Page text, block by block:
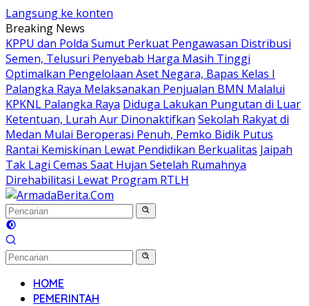
Langsung ke konten
Breaking News
KPPU dan Polda Sumut Perkuat Pengawasan Distribusi
Semen, Telusuri Penyebab Harga Masih Tinggi
Optimalkan Pengelolaan Aset Negara, Bapas Kelas I
Palangka Raya Melaksanakan Penjualan BMN Malalui
KPKNL Palangka Raya Diduga Lakukan Pungutan di Luar
Ketentuan, Lurah Aur Dinonaktifkan Sekolah Rakyat di
Medan Mulai Beroperasi Penuh, Pemko Bidik Putus
Rantai Kemiskinan Lewat Pendidikan Berkualitas Jaipah
Tak Lagi Cemas Saat Hujan Setelah Rumahnya
Direhabilitasi Lewat Program RTLH
HOME
PEMERINTAH